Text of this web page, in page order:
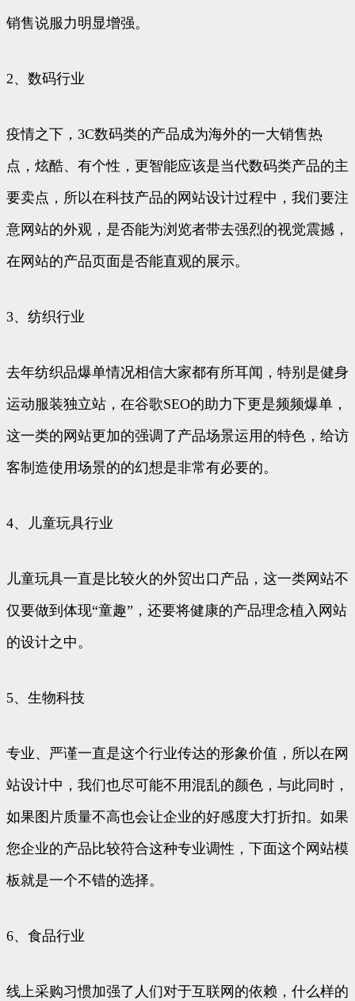
销售说服力明显增强。
2、数码行业
疫情之下，3C数码类的产品成为海外的一大销售热
点，炫酷、有个性，更智能应该是当代数码类产品的主
要卖点，所以在科技产品的网站设计过程中，我们要注
意网站的外观，是否能为浏览者带去强烈的视觉震撼，
在网站的产品页面是否能直观的展示。
3、纺织行业
去年纺织品爆单情况相信大家都有所耳闻，特别是健身
运动服装独立站，在谷歌SEO的助力下更是频频爆单，
这一类的网站更加的强调了产品场景运用的特色，给访
客制造使用场景的的幻想是非常有必要的。
4、儿童玩具行业
儿童玩具一直是比较火的外贸出口产品，这一类网站不
仅要做到体现“童趣”，还要将健康的产品理念植入网站
的设计之中。
5、生物科技
专业、严谨一直是这个行业传达的形象价值，所以在网
站设计中，我们也尽可能不用混乱的颜色，与此同时，
如果图片质量不高也会让企业的好感度大打折扣。如果
您企业的产品比较符合这种专业调性，下面这个网站模
板就是一个不错的选择。
6、食品行业
线上采购习惯加强了人们对于互联网的依赖，什么样的